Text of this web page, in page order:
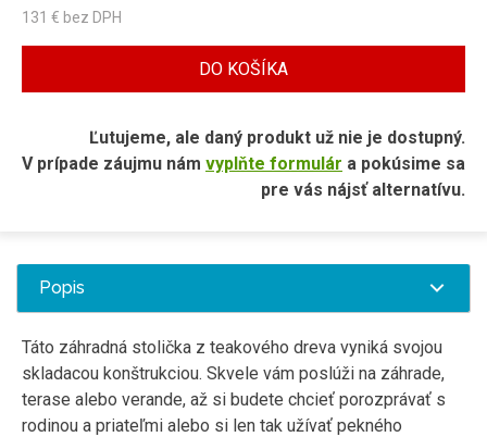
131 € bez DPH
DO KOŠÍKA
Ľutujeme, ale daný produkt už nie je dostupný.
V prípade záujmu nám vyplňte formulár a pokúsime sa
pre vás nájsť alternatívu.
Popis
Táto záhradná stolička z teakového dreva vyniká svojou
skladacou konštrukciou. Skvele vám poslúži na záhrade,
terase alebo verande, až si budete chcieť porozprávať s
rodinou a priateľmi alebo si len tak užívať pekného